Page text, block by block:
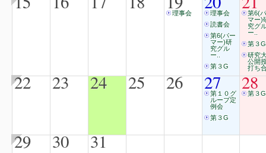
理事会
理事会
読書会
第6(パー
マー)研
究グル
ー..
第３G
第6(
マー)
究グ
ー..
第３G
研究
公開
打ち
22 23 24 25 26 27
第１０グ
ループ定
例会
第３G
28
第３G
29 30 31